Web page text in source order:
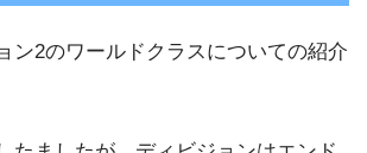
ン2のワールドクラスについての紹介